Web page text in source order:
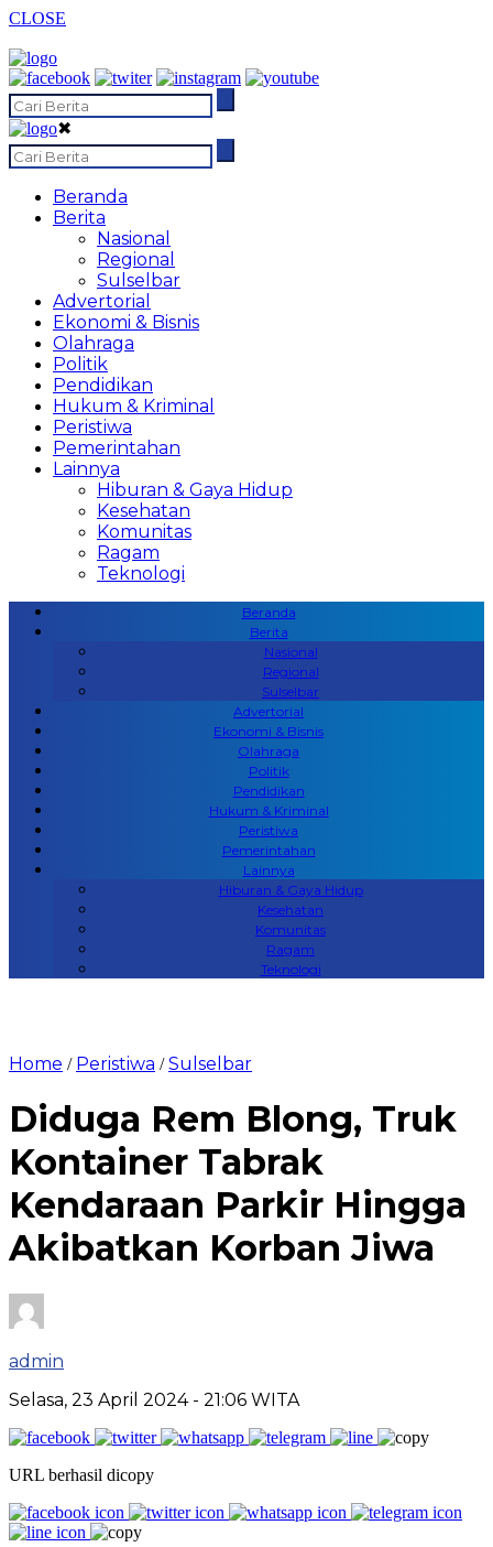
CLOSE
✖
Beranda
Berita
Nasional
Regional
Sulselbar
Advertorial
Ekonomi & Bisnis
Olahraga
Politik
Pendidikan
Hukum & Kriminal
Peristiwa
Pemerintahan
Lainnya
Hiburan & Gaya Hidup
Kesehatan
Komunitas
Ragam
Teknologi
Beranda
Berita
Nasional
Regional
Sulselbar
Advertorial
Ekonomi & Bisnis
Olahraga
Politik
Pendidikan
Hukum & Kriminal
Peristiwa
Pemerintahan
Lainnya
Hiburan & Gaya Hidup
Kesehatan
Komunitas
Ragam
Teknologi
Home / Peristiwa /Sulselbar
Diduga Rem Blong, Truk
Kontainer Tabrak
Kendaraan Parkir Hingga
Akibatkan Korban Jiwa
admin
Selasa, 23 April 2024 - 21:06 WITA
URL berhasil dicopy